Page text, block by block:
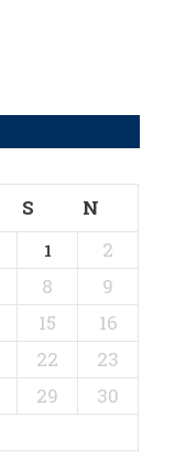
S N
1
2
8
9
15
16
22
23
29
30